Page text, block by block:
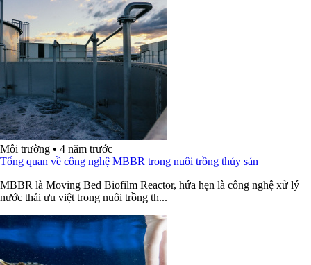
Môi trường • 4 năm trước
Tổng quan về công nghệ MBBR trong nuôi trồng thủy sản
MBBR là Moving Bed Biofilm Reactor, hứa hẹn là công nghệ xử lý
nước thải ưu việt trong nuôi trồng th...